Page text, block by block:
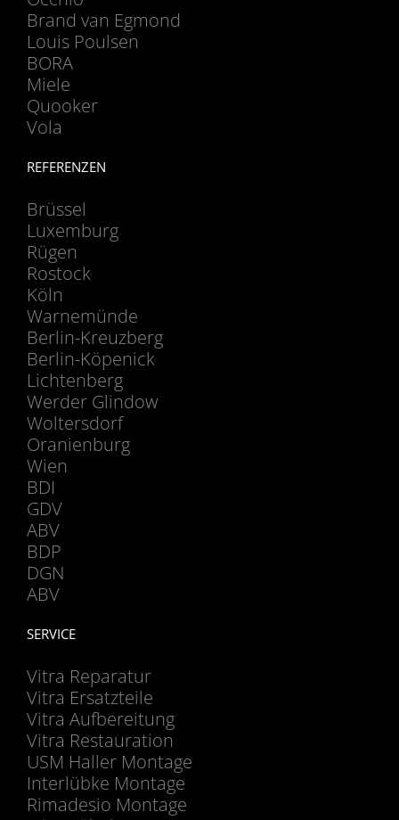
Brand van Egmond
Louis Poulsen
BORA
Miele
Quooker
Vola
REFERENZEN
Brüssel
Luxemburg
Rügen
Rostock
Köln
Warnemünde
Berlin-Kreuzberg
Berlin-Köpenick
Lichtenberg
Werder Glindow
Woltersdorf
Oranienburg
Wien
BDI
GDV
ABV
BDP
DGN
ABV
SERVICE
Vitra Reparatur
Vitra Ersatzteile
Vitra Aufbereitung
Vitra Restauration
USM Haller Montage
Interlübke Montage
Rimadesio Montage